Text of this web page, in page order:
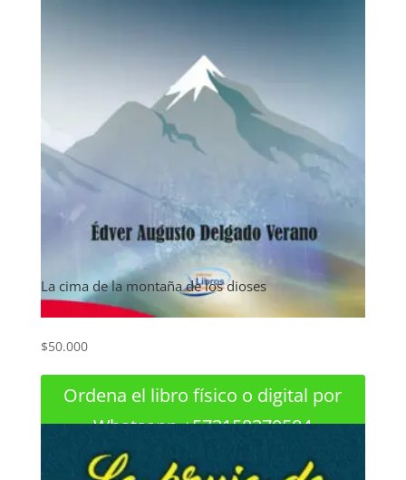
La cima de la montaña de los dioses
$50.000
Ordena el libro físico o digital por
Whatsapp +573158370584